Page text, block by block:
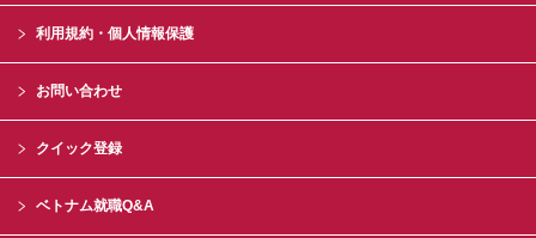
利用規約・個人情報保護
お問い合わせ
クイック登録
ベトナム就職Q&A